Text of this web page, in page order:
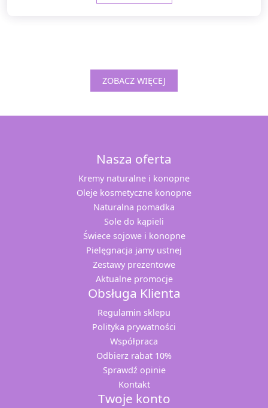
ZOBACZ WIĘCEJ
Nasza oferta
Kremy naturalne i konopne
Oleje kosmetyczne konopne
Naturalna pomadka
Sole do kąpieli
Świece sojowe i konopne
Pielęgnacja jamy ustnej
Zestawy prezentowe
Aktualne promocje
Obsługa Klienta
Regulamin sklepu
Polityka prywatności
Współpraca
Odbierz rabat 10%
Sprawdź opinie
Kontakt
Twoje konto